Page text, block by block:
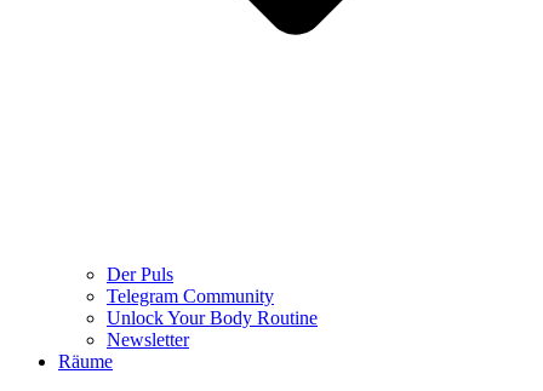
Der Puls
Telegram Community
Unlock Your Body Routine
Newsletter
Räume